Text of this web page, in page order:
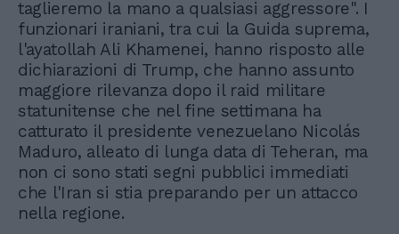
taglieremo la mano a qualsiasi aggressore". I
funzionari iraniani, tra cui la Guida suprema,
l'ayatollah Ali Khamenei, hanno risposto alle
dichiarazioni di Trump, che hanno assunto
maggiore rilevanza dopo il raid militare
statunitense che nel fine settimana ha
catturato il presidente venezuelano Nicolás
Maduro, alleato di lunga data di Teheran, ma
non ci sono stati segni pubblici immediati
che l'Iran si stia preparando per un attacco
nella regione.